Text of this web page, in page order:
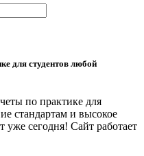
для студентов любой
по практике для
стандартам и высокое
уже сегодня! Сайт работает